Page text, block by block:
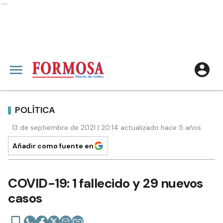
Ads
POLÍTICA
13 de septiembre de 2021 | 20:14 actualizado hace 5 años
Añadir como fuente en
COVID-19: 1 fallecido y 29 nuevos
casos